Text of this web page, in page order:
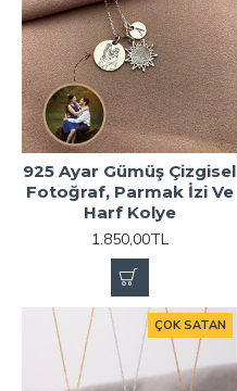
925 Ayar Gümüş Çizgisel
Fotoğraf, Parmak İzi Ve
Harf Kolye
1.850,00TL
ÇOK SATAN